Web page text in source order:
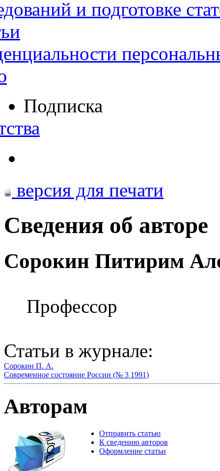
и подготовке
Подписка
версия для печати
Сведения об авторе
Сорокин Питирим
Профессор
Статьи в журнале:
Сорокин П. А.
Современное состояние России (№ 3 1991)
Авторам
Отправить статью
К сведению авторов
Оформление статьи